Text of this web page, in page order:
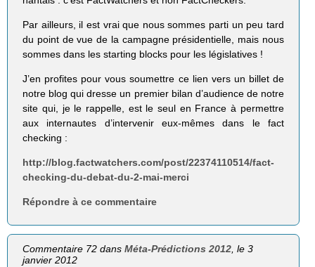
Par ailleurs, il est vrai que nous sommes parti un peu tard
du point de vue de la campagne présidentielle, mais nous
sommes dans les starting blocks pour les législatives !
J’en profites pour vous soumettre ce lien vers un billet de
notre blog qui dresse un premier bilan d’audience de notre
site qui, je le rappelle, est le seul en France à permettre
aux internautes d’intervenir eux-mêmes dans le fact
checking :
http://blog.factwatchers.com/post/22374110514/fact-
checking-du-debat-du-2-mai-merci
Répondre à ce commentaire
Commentaire 72 dansMéta-Prédictions 2012, le 3
janvier 2012